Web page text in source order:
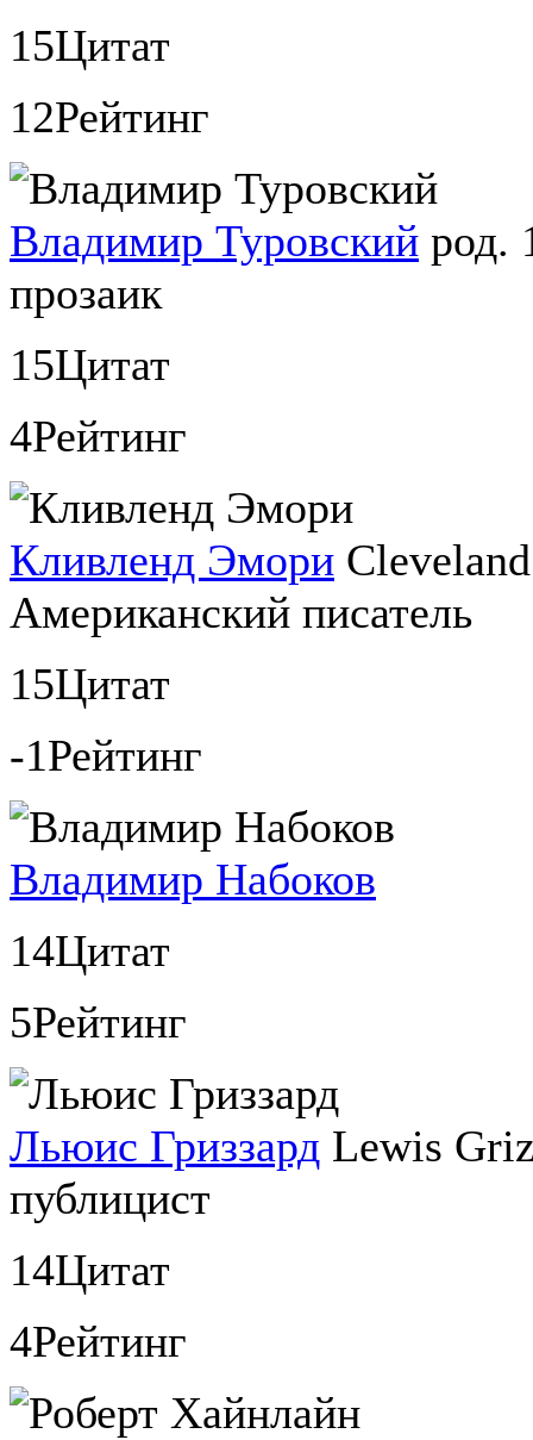
15Цитат
12Рейтинг
Владимир Туровский род.
прозаик
15Цитат
4Рейтинг
Кливленд Эмори
Американский писатель
15Цитат
-1Рейтинг
Владимир Набоков
14Цитат
5Рейтинг
Льюис Гриззард Lewis
публицист
14Цитат
4Рейтинг